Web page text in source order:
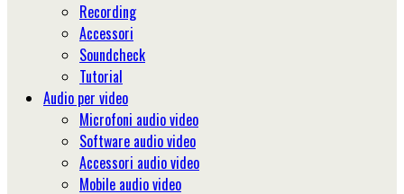
Recording
Accessori
Soundcheck
Tutorial
Audio per video
Microfoni audio video
Software audio video
Accessori audio video
Mobile audio video